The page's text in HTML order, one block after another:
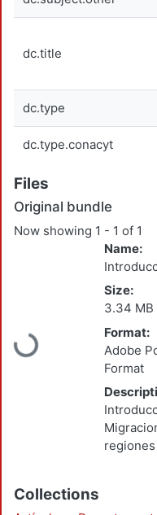
dc.title
dc.type
dc.type.conacyt
Files
Original bundle
Now showing 1 - 1 of 1
Loading...
Name:
Size:
3.34 MB
Format:
Adobe
Format
Collections